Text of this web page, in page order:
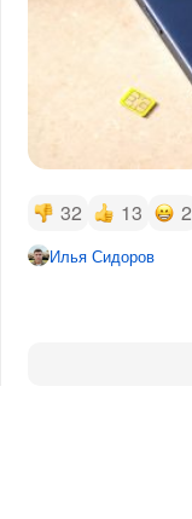
32 13 2
Илья Сидоров